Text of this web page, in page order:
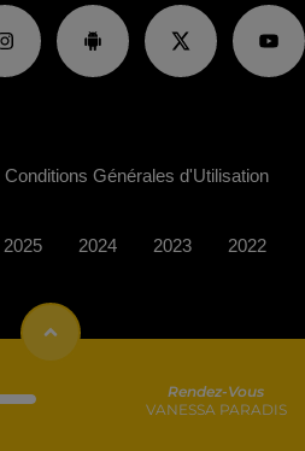
Rendez-Vous
VANESSA PARADIS
Conditions Générales d'Utilisation
2025 2024 2023 2022